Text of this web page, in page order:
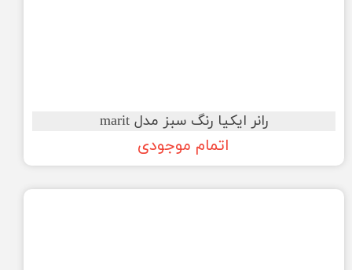
رانر ایکیا رنگ سبز مدل marit
اتمام موجودی